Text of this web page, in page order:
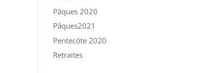
Pâques 2020
Pâques2021
Pentecôte 2020
Retraites